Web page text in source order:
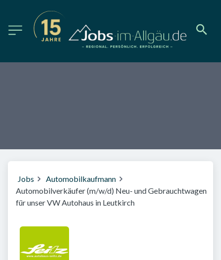
Jobs
Automobilkaufmann
Automobilverkäufer (m/w/d) Neu- und Gebrauchtwagen
für unser VW Autohaus in Leutkirch